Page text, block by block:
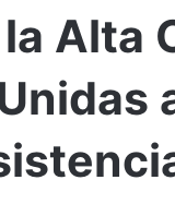
Alta